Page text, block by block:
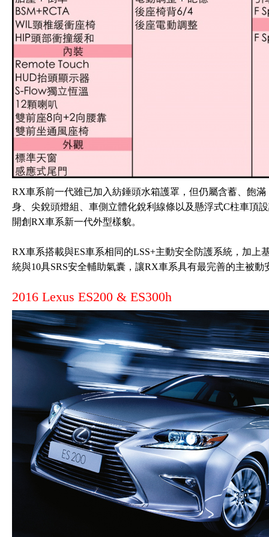
RX車系前一代雖已加入紡錘頭水箱護罩，但仍屬含蓄、飽
身、尖銳頭燈組、車側立體化銳利線條以及懸浮式C柱車頂
開創RX車系新一代外型樣貌。
RX車系搭載與ES車系相同的LSS+主動安全防護系統，加上
統與10具SRS安全輔助氣囊，讓RX車系具有最完善的主被動
2016 Lexus ES200 & ES300h